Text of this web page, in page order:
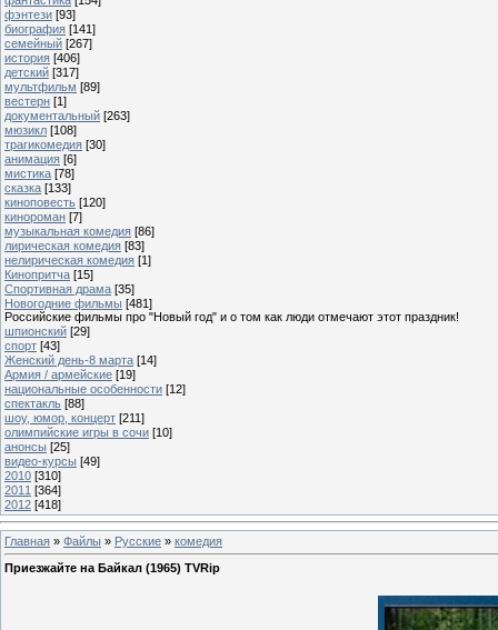
фэнтези [93]
биография [141]
семейный [267]
история [406]
детский [317]
мультфильм [89]
вестерн [1]
документальный [263]
мюзикл [108]
трагикомедия [30]
анимация [6]
мистика [78]
сказка [133]
киноповесть [120]
кинороман [7]
музыкальная комедия [86]
лирическая комедия [83]
нелирическая комедия [1]
Кинопритча [15]
Спортивная драма [35]
Новогодние фильмы [481]
Российские фильмы про "Новый год" и о том как люди отмечают этот праздник!
шпионский [29]
спорт [43]
Женский день-8 марта [14]
Армия / армейские [19]
национальные особенности [12]
спектакль [88]
шоу, юмор, концерт [211]
олимпийские игры в сочи [10]
анонсы [25]
видео-курсы [49]
2010 [310]
2011 [364]
2012 [418]
Главная » Файлы » Русские » комедия
Приезжайте на Байкал (1965) TVRip